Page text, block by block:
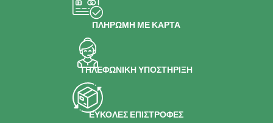
ΠΛΗΡΩΜΗ ΜΕ ΚΑΡΤΑ
ΤΗΛΕΦΩΝΙΚΗ ΥΠΟΣΤΗΡΙΞΗ
ΕΥΚΟΛΕΣ ΕΠΙΣΤΡΟΦΕΣ